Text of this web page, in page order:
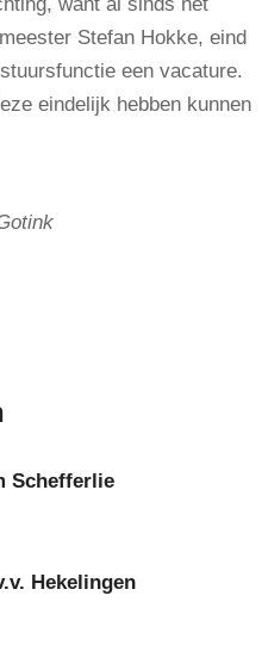
Stefan Hokke, eind
een vacature.
eindelijk hebben kunnen
Schefferlie
Hekelingen